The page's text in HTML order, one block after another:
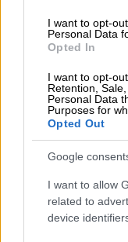
I want to opt-
Personal Data
Opted In
I want to opt-
Retention,
Personal Data
Purposes for
Opted Out
Google
I want to allow
related to
device
Το αγοράκι
το χτύπημα
εντοπίστηκε
παρελήφθη
μεταφέρθηκε
συνεχεία στο
να μεταφερθεί
Παρότι οι